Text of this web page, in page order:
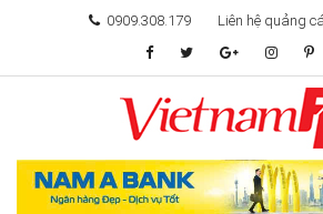
0909.308.179 Liên hệ quảng
TÂM ĐIỂM ĐẦU TƯ
TÀI CHÍNH